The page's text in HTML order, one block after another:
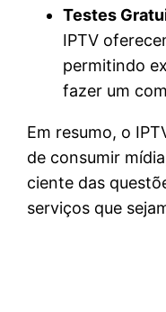
Testes
IPTV
permitindo
fazer um
Em resumo, o
de consumir
ciente das
serviços que